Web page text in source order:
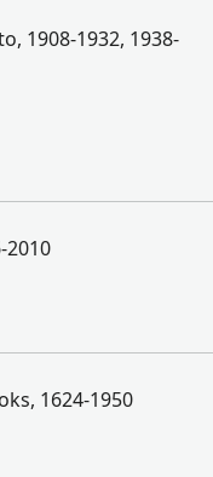
1908-1932, 1938-
2010
1624-1950